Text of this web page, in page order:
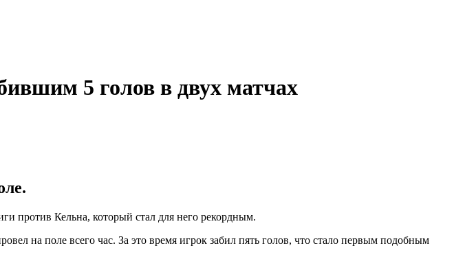
5 голов в двух матчах
против Кельна, который стал для него рекордным.
на поле всего час. За это время игрок забил пять голов, что стало первым подобным